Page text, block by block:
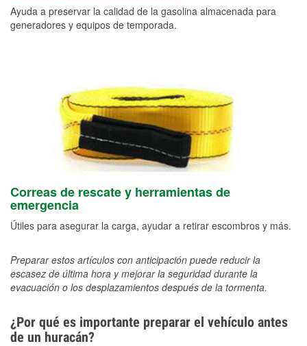
Ayuda a preservar la calidad de la gasolina almacenada para
generadores y equipos de temporada.
Correas de rescate y herramientas de
emergencia
Útiles para asegurar la carga, ayudar a retirar escombros y más.
Preparar estos artículos con anticipación puede reducir la
escasez de última hora y mejorar la seguridad durante la
evacuación o los desplazamientos después de la tormenta.
¿Por qué es importante preparar el vehículo antes
de un huracán?